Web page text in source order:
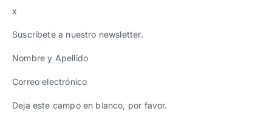
x
Suscríbete a nuestro newsletter.
Nombre y Apellido
Correo electrónico
Deja este campo en blanco, por favor.